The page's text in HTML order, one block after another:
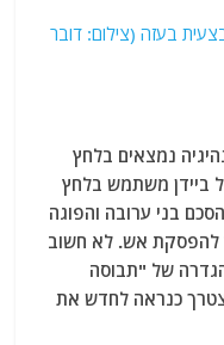
אך מנהיגיה נמצאים בלחץ
ממשל ביידן משתמש בלחץ
בני ערובה והפוגה
להפסקת אש. לא חשוב
של "תבוסה
כנראה לחדש את